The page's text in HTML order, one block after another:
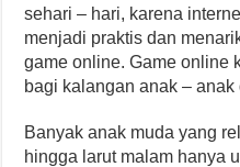
sehari – hari, karena
menjadi praktis dan
game online. Game online
bagi kalangan anak – anak
Banyak anak muda yang
hingga larut malam hanya